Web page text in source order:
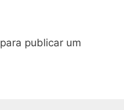
para publicar um